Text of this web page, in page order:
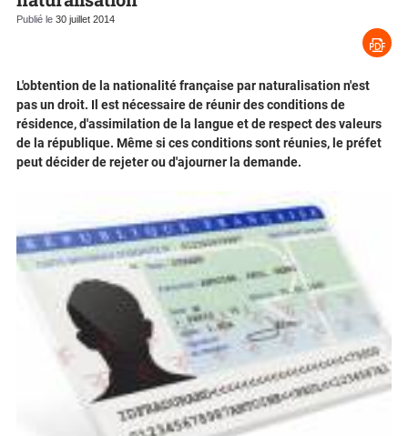
Publié le 30 juillet 2014
L'obtention de la nationalité française par naturalisation n'est
pas un droit. Il est nécessaire de réunir des conditions de
résidence, d'assimilation de la langue et de respect des valeurs
de la république. Même si ces conditions sont réunies, le préfet
peut décider de rejeter ou d'ajourner la demande.